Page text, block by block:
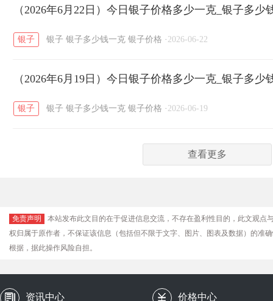
（2026年6月22日）今日银子价格多少一克_银子多少
银子 银子 银子多少钱一克 银子价格 · 2026-06-22
（2026年6月19日）今日银子价格多少一克_银子多少
银子 银子 银子多少钱一克 银子价格 · 2026-06-19
查看更多
免责声明
本站发布此文目的在于促进信息交流，不存在盈利性目的，此文观
权归属于原作者，不保证该信息（包括但不限于文字、图片、图表及数据）的准
根据，据此操作风险自担。
资讯中心 价格中心